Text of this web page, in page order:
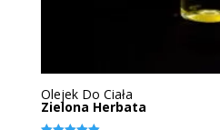
Olejek Do Ciała
Zielona Herbata